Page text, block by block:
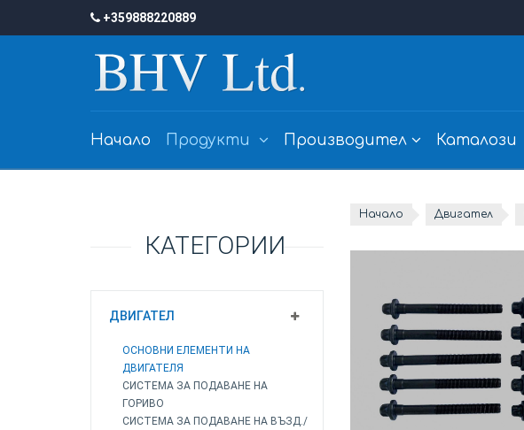
+359888220889
Начало Продукти Производител Каталози
КАТЕГОРИИ
ДВИГАТЕЛ
ОСНОВНИ ЕЛЕМЕНТИ НА
ДВИГАТЕЛЯ
СИСТЕМА ЗА ПОДАВАНЕ НА
ГОРИВО
СИСТЕМА ЗА ПОДАВАНЕ НА ВЪЗД./
Начало Двигател